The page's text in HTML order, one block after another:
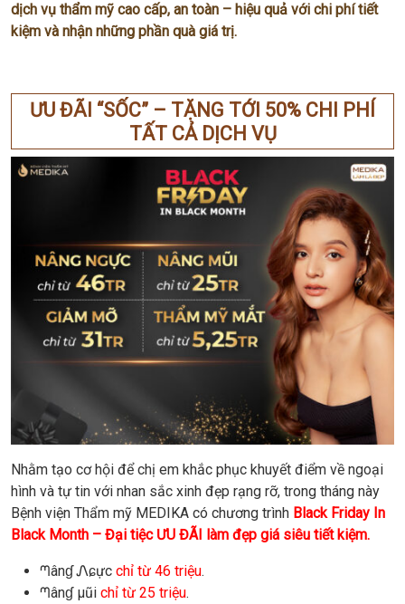
dịch vụ thẩm mỹ cao cấp, an toàn – hiệu quả với chi phí tiết
kiệm và nhận những phần quà giá trị.
ƯU ĐÃI “SỐC” – TẶNG TỚI 50% CHI PHÍ
TẤT CẢ DỊCH VỤ
Nhằm tạo cơ hội để chị em khắc phục khuyết điểm về ngoại
hình và tự tin với nhan sắc xinh đẹp rạng rỡ, trong tháng này
Bệnh viện Thẩm mỹ MEDIKA có chương trình Black Friday In
Black Month – Đại tiệc ƯU ĐÃI làm đẹp giá siêu tiết kiệm.
ᘉânɠ Ꮑɕực chỉ từ 46 triệu.
ᘉânɠ μũi chỉ từ 25 triệu.